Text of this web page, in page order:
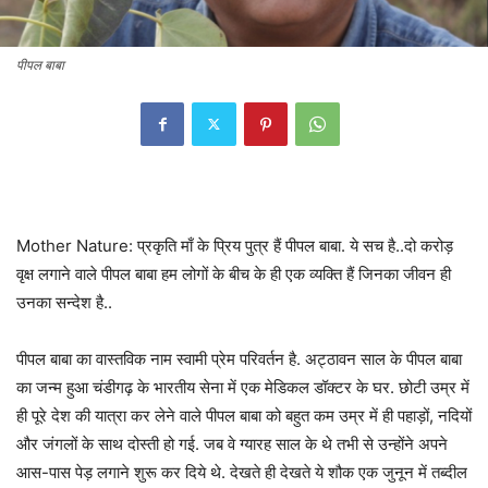
पीपल बाबा
Mother Nature: प्रकृति माँ के प्रिय पुत्र हैं पीपल बाबा. ये सच है..दो करोड़
वृक्ष लगाने वाले पीपल बाबा हम लोगों के बीच के ही एक व्यक्ति हैं जिनका जीवन ही
उनका सन्देश है..
पीपल बाबा का वास्तविक नाम स्वामी प्रेम परिवर्तन है. अट्ठावन साल के पीपल बाबा
का जन्म हुआ चंडीगढ़ के भारतीय सेना में एक मेडिकल डॉक्टर के घर. छोटी उम्र में
ही पूरे देश की यात्रा कर लेने वाले पीपल बाबा को बहुत कम उम्र में ही पहाड़ों, नदियों
और जंगलों के साथ दोस्ती हो गई. जब वे ग्यारह साल के थे तभी से उन्होंने अपने
आस-पास पेड़ लगाने शुरू कर दिये थे. देखते ही देखते ये शौक एक जुनून में तब्दील